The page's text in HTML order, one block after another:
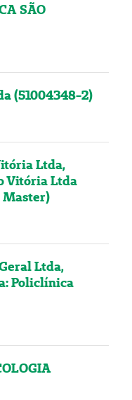
SÃO
(51004348-2)
Ltda,
Vitória Ltda
Master)
Ltda,
Policlínica